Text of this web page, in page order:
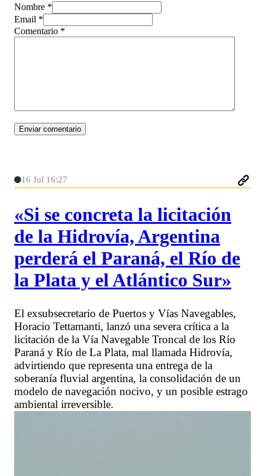
Nombre *
Email *
Comentario *
16 Jul 16:27
«Si se concreta la licitación
de la Hidrovía, Argentina
perderá el Paraná, el Río de
la Plata y el Atlántico Sur»
El exsubsecretario de Puertos y Vías Navegables,
Horacio Tettamanti, lanzó una severa crítica a la
licitación de la Vía Navegable Troncal de los Río
Paraná y Río de La Plata, mal llamada Hidrovía,
advirtiendo que representa una entrega de la
soberanía fluvial argentina, la consolidación de un
modelo de navegación nocivo, y un posible estrago
ambiental irreversible.